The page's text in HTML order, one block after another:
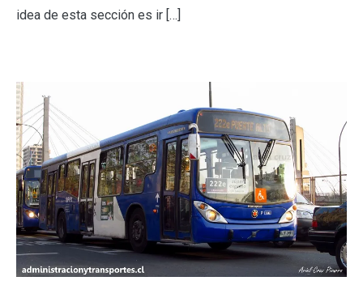
idea de esta sección es ir […]